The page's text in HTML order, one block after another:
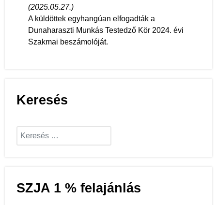
(2025.05.27.)
A küldöttek egyhangúan elfogadták a
Dunaharaszti Munkás Testedző Kör 2024. évi
Szakmai beszámolóját.
Keresés
Keresés...
SZJA 1 % felajánlás